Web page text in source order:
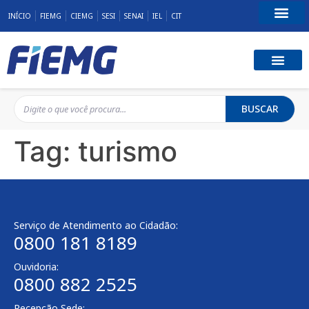
INÍCIO FIEMG CIEMG SESI SENAI IEL CIT
BUSCAR
Tag: turismo
Serviço de Atendimento ao Cidadão:
0800 181 8189
Ouvidoria:
0800 882 2525